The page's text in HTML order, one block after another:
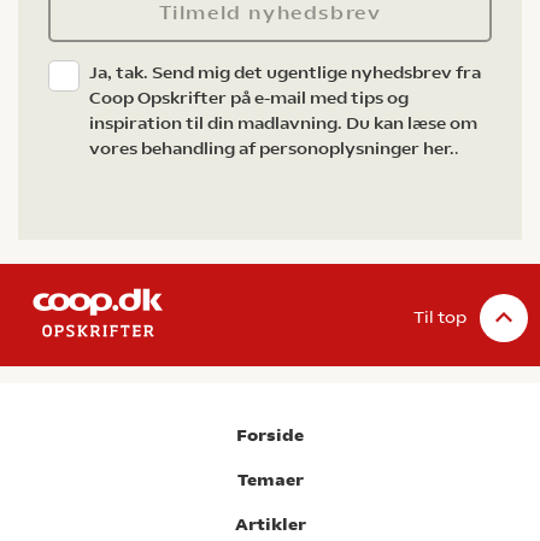
Tilmeld nyhedsbrev
Ja, tak. Send mig det ugentlige nyhedsbrev fra
Coop Opskrifter på e-mail med tips og
inspiration til din madlavning. Du kan læse om
vores behandling af personoplysninger her..
Til top
Forside
Temaer
Artikler